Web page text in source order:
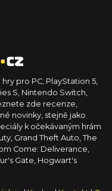
pro PC, PlayStation 5,
S, Nintendo Switch,
zde recenze,
novinky, stejně jako
k očekávaným hrám
Grand Theft Auto, The
Come: Deliverance,
Gate, Hogwart's